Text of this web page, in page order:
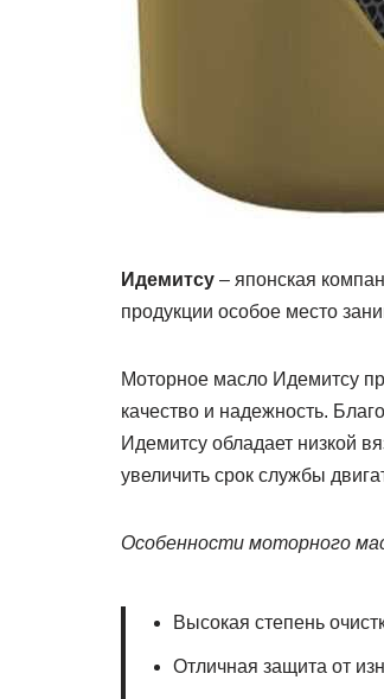
Идемитсу – японская
продукции особое место
Моторное масло Идемитсу
качество и надежность.
Идемитсу обладает низкой
увеличить срок службы
Особенности моторного
Высокая степень
Отличная защита от